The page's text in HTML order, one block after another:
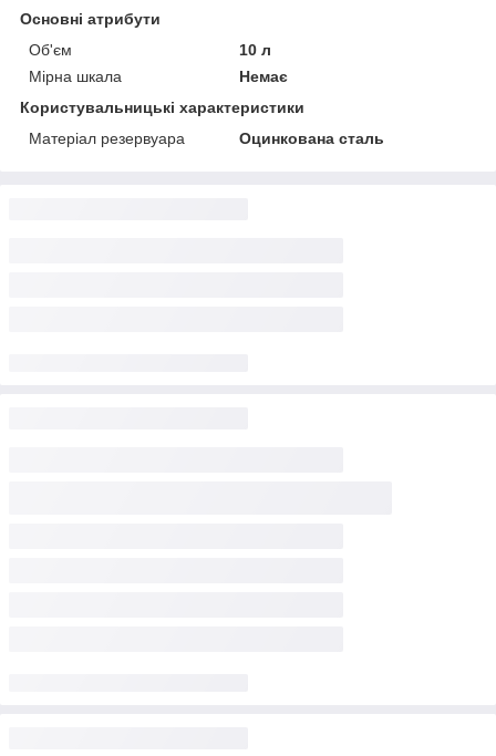
Основні атрибути
Об'єм
10 л
Мірна шкала
Немає
Користувальницькі характеристики
Матеріал резервуара
Оцинкована сталь